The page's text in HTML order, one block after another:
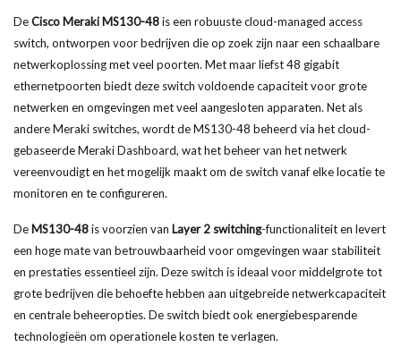
DeCisco Meraki MS130-48is een robuuste cloud-managed access
switch, ontworpen voor bedrijven die op zoek zijn naar een schaalbare
netwerkoplossing met veel poorten. Met maar liefst 48 gigabit
ethernetpoorten biedt deze switch voldoende capaciteit voor grote
netwerken en omgevingen met veel aangesloten apparaten. Net als
andere Meraki switches, wordt de MS130-48 beheerd via het cloud-
gebaseerde Meraki Dashboard, wat het beheer van het netwerk
vereenvoudigt en het mogelijk maakt om de switch vanaf elke locatie te
monitoren en te configureren.
De MS130-48is voorzien van Layer 2 switching-functionaliteit en levert
een hoge mate van betrouwbaarheid voor omgevingen waar stabiliteit
en prestaties essentieel zijn. Deze switch is ideaal voor middelgrote tot
grote bedrijven die behoefte hebben aan uitgebreide netwerkcapaciteit
en centrale beheeropties. De switch biedt ook energiebesparende
technologieën om operationele kosten te verlagen.